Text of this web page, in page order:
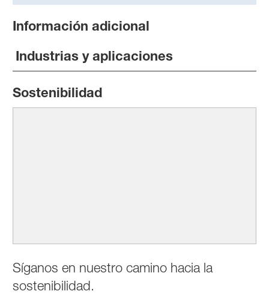
Información adicional
Industrias y aplicaciones
Sostenibilidad
Síganos en nuestro camino hacia la
sostenibilidad.